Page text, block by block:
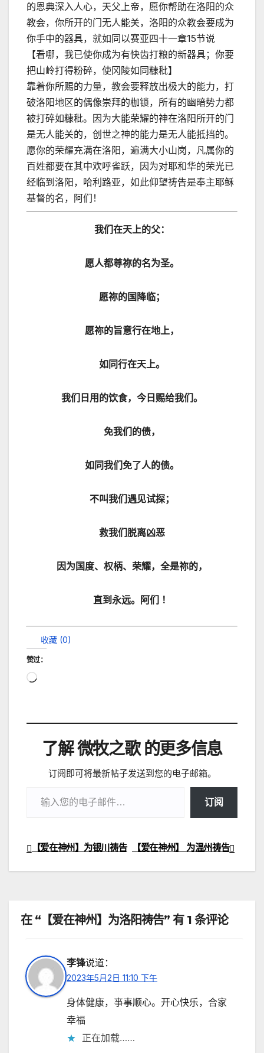
的恩典深入人心，天父上帝，愿你帮助在洛阳的众
教会，你所开的门无人能关，洛阳的众教会要成为
你手中的器具，就如同以赛亚四十一章15节说
【看哪，我已使你成为有快齿打粮的新器具；你要
把山岭打得粉碎，使冈陵如同糠秕】
靠着你所赐的力量，教会要释放出极大的能力，打
破洛阳地区的偶像崇拜的枷锁，所有的幽暗势力都
被打碎如糠秕。因为大能荣耀的神在洛阳所开的门
是无人能关的，创世之神的能力是无人能抵挡的。
愿你的荣耀充满在洛阳，遍满大小山岗，凡属你的
百姓都要在其中欢呼雀跃，因为对耶和华的荣光已
经临到洛阳，哈利路亚，如此仰望祷告是奉主耶稣
基督的名，阿们！
我们在天上的父：
愿人都尊祢的名为圣。
愿祢的国降临；
愿祢的旨意行在地上，
如同行在天上。
我们日用的饮食，今日赐给我们。
免我们的债，
如同我们免了人的债。
不叫我们遇见试探；
救我们脱离凶恶
因为国度、权柄、荣耀，全是祢的，
直到永远。阿们 ！
收藏 (0)
赞过：
正
载…
了解 微牧之歌 的更多信息
订阅即可将最新帖子发送到您的电子邮箱。
订阅
文
章
航
【爱在神州】 为温州祷告
【爱在神州】为银川祷告
在 “【爱在神州】为洛阳祷告” 有 1 条评论
李锋说道：
2023年5月2日 11:10 下午
身体健康，亊事顺心。开心快乐，合家
幸福
正在加载……